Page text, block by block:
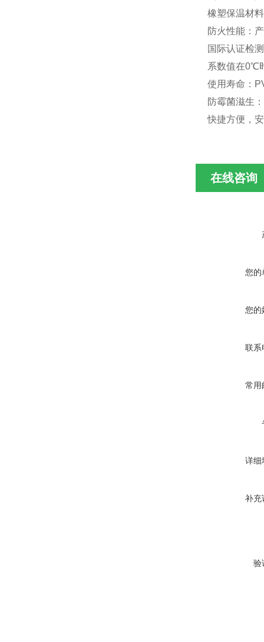
橡塑保温材
防火性能：
国际认证检
系数值在0℃
使用寿命：
防霉菌滋生
快捷方便，
在线咨询
您的
您的
联系
常用
详细
补充
验